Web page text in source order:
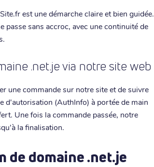
est une démarche claire et bien guidée.
passe sans accroc, avec une continuité de
.net.je via notre site web
une commande sur notre site et de suivre
d'autorisation (AuthInfo) à portée de main
Une fois la commande passée, notre
la finalisation.
de domaine .net.je